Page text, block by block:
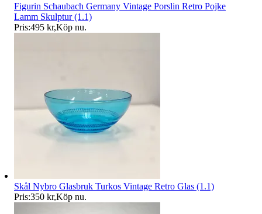
Figurin Schaubach Germany Vintage Porslin Retro Pojke
Lamm Skulptur (1.1)
Pris:495 kr,Köp nu.
Skål Nybro Glasbruk Turkos Vintage Retro Glas (1.1)
Pris:350 kr,Köp nu.